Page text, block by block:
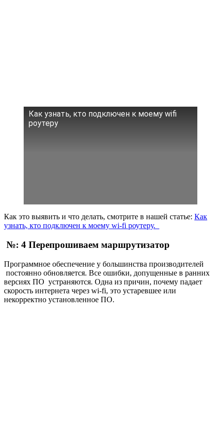
Как узнать, кто подключен к моему wifi
роутеру
Как это выявить и что делать, смотрите в нашей статье: Как
узнать, кто подключен к моему wi-fi роутеру.
№: 4 Перепрошиваем маршрутизатор
Программное обеспечение у большинства производителей
постоянно обновляется. Все ошибки, допущенные в ранних
версиях ПО устраняются. Одна из причин, почему падает
скорость интернета через wi-fi, это устаревшее или
некорректно установленное ПО.